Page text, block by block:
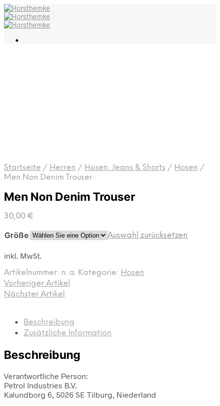
Startseite / Herren / Hosen, Jeans & Shorts / Hosen /
Men Non Denim Trouser
Men Non Denim Trouser
30,00 €
Größe Auswahl zurücksetzen
inkl. MwSt.
Artikelnummer: n. a. Kategorie: Hosen
Vorheriger Artikel
Nächster Artikel
Beschreibung
Zusätzliche Information
Beschreibung
Verantwortliche Person:
Petrol Industries B.V.
Kalundborg 6, 5026 SE Tilburg, Niederland